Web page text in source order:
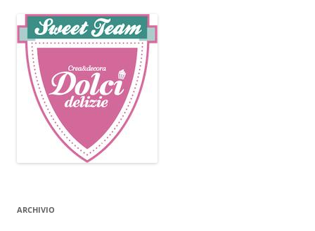
ARCHIVIO